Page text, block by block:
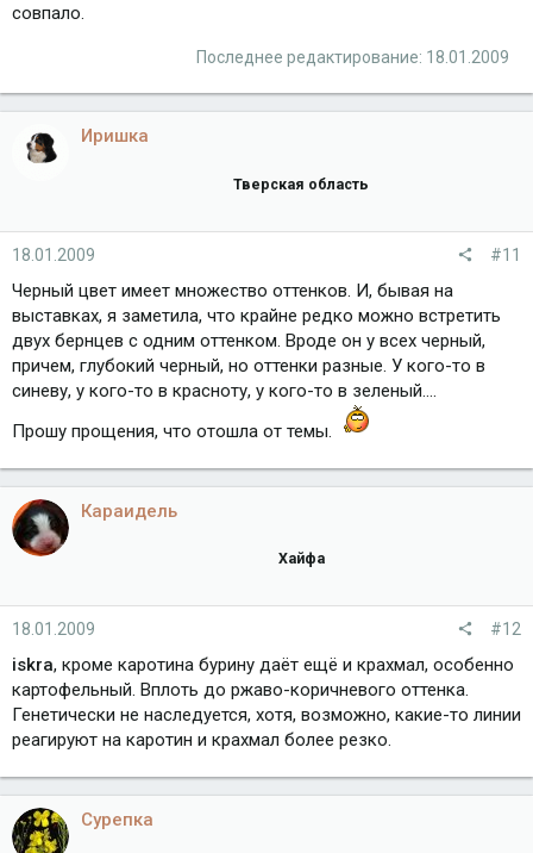
совпало.
Последнее редактирование: 18.01.2009
Иришка
Тверская область
18.01.2009 #11
Черный цвет имеет множество оттенков. И, бывая на
выставках, я заметила, что крайне редко можно встретить
двух бернцев с одним оттенком. Вроде он у всех черный,
причем, глубокий черный, но оттенки разные. У кого-то в
синеву, у кого-то в красноту, у кого-то в зеленый....
Прошу прощения, что отошла от темы.
Караидель
Хайфа
18.01.2009 #12
iskra, кроме каротина бурину даёт ещё и крахмал, особенно
картофельный. Вплоть до ржаво-коричневого оттенка.
Генетически не наследуется, хотя, возможно, какие-то линии
реагируют на каротин и крахмал более резко.
Сурепка